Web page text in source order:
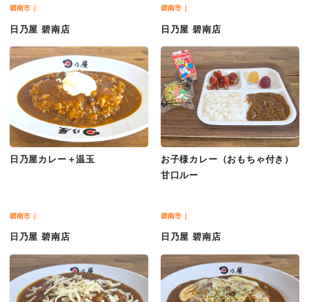
碧南市
日乃屋 碧南店
日乃屋カレー＋温玉
碧南市
日乃屋 碧南店
お子様カレー（おもちゃ付き）
甘口ルー
碧南市
日乃屋 碧南店
碧南市
日乃屋 碧南店